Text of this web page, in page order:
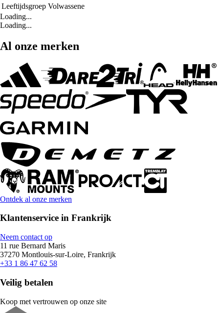
Leeftijdsgroep Volwassene
Loading...
Loading...
Al onze merken
Ontdek al onze merken
Klantenservice in Frankrijk
Neem contact op
11 rue Bernard Maris
37270 Montlouis-sur-Loire, Frankrijk
+33 1 86 47 62 58
Veilig betalen
Koop met vertrouwen op onze site